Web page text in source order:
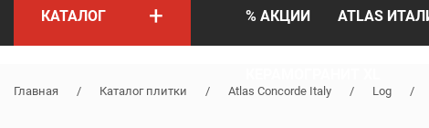
КАТАЛОГ + % АКЦИИ ATLAS
Главная / Каталог плитки / Atlas Concorde Italy / Log /